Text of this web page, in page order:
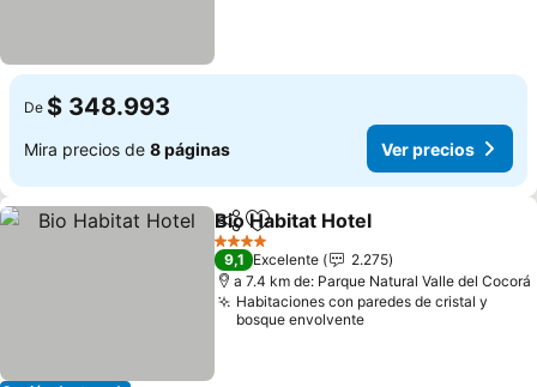
De $ 348.993
Mira precios de 8 páginas Ver precios
CompartirAgregar a favoritos
Bio Habitat Hotel
4 Estrellas
9,1 Excelente
2.275
a 7.4 km de: Parque Natural Valle del Cocorá
Habitaciones con paredes de cristal y
bosque envolvente